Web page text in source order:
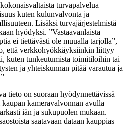
turvapalvelua
kuten kulunvalvonta ja
Lisäksi turvajärjestelmistä
hyödyksi. ”Vastaavanlaista
ei tiettävästi ole muualla tarjolla”,
että verkkohyökkäyksiinkin liittyy
kuten tunkeutumista toimitiloihin tai
ja yhteiskunnan pitää varautua ja
tieto on suoraan hyödynnettävissä
kameravalvonnan avulla
iän ja sukupuolen mukaan.
saatavaan dataan kauppias